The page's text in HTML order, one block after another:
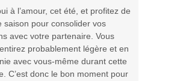
à l’amour, cet été, et profitez de
saison pour consolider vos
avec votre partenaire. Vous
probablement légère et en
avec vous-même durant cette
C’est donc le bon moment pour